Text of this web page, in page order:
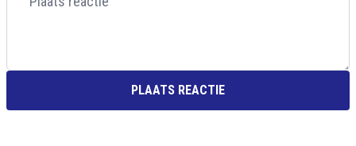
PLAATS REACTIE